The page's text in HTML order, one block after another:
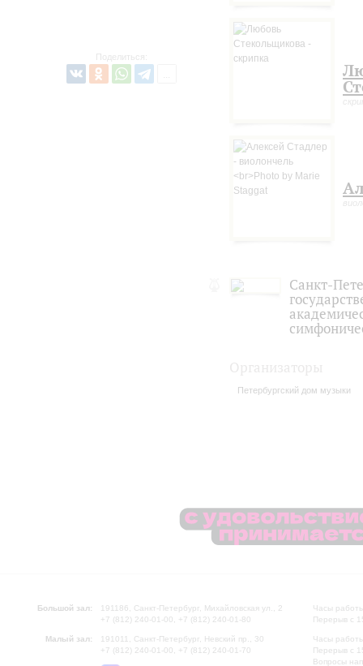
Поделиться:
Санкт-
Петербургский дом музыки
Большой зал:
191186, Санкт-Петербург, Михайловская ул., 2
+7 (812) 240-01-00, +7 (812) 240-01-80
Малый зал:
191011, Санкт-Петербург, Невский пр., 30
+7 (812) 240-01-00, +7 (812) 240-01-70
Часы
Перерыв с
Часы
Перерыв с
Вопросы